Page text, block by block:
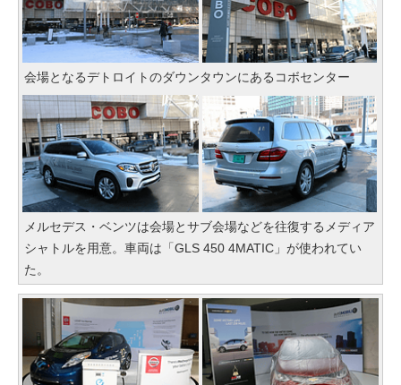
会場となるデトロイトのダウンタウンにあるコボセンター
メルセデス・ベンツは会場とサブ会場などを往復するメディア
シャトルを用意。車両は「GLS 450 4MATIC」が使われてい
た。